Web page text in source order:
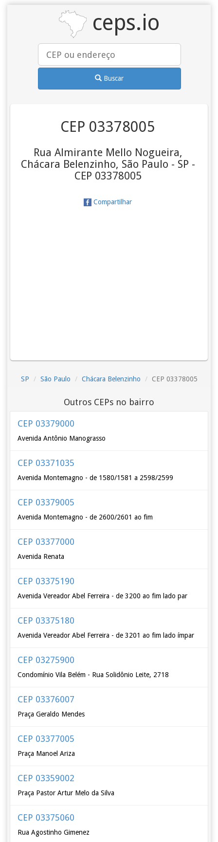
ceps.io
Buscar
CEP 03378005
Rua Almirante Mello Nogueira,
Chácara Belenzinho, São Paulo - SP -
CEP 03378005
Compartilhar
SP São Paulo Chácara Belenzinho CEP 03378005
Outros CEPs no bairro
CEP 03379000
Avenida Antônio Manograsso
CEP 03371035
Avenida Montemagno - de 1580/1581 a 2598/2599
CEP 03379005
Avenida Montemagno - de 2600/2601 ao fim
CEP 03377000
Avenida Renata
CEP 03375190
Avenida Vereador Abel Ferreira - de 3200 ao fim lado par
CEP 03375180
Avenida Vereador Abel Ferreira - de 3201 ao fim lado ímpar
CEP 03275900
Condomínio Vila Belém - Rua Solidônio Leite, 2718
CEP 03376007
Praça Geraldo Mendes
CEP 03377005
Praça Manoel Ariza
CEP 03359002
Praça Pastor Artur Melo da Silva
CEP 03375060
Rua Agostinho Gimenez